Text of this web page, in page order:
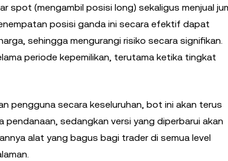
spot (mengambil posisi long) sekaligus menjual
posisi ganda ini secara efektif dapat
sehingga mengurangi risiko secara signifikan.
periode kepemilikan, terutama ketika tingkat
pengguna secara keseluruhan, bot ini akan terus
sedangkan versi yang diperbarui akan
alat yang bagus bagi trader di semua level